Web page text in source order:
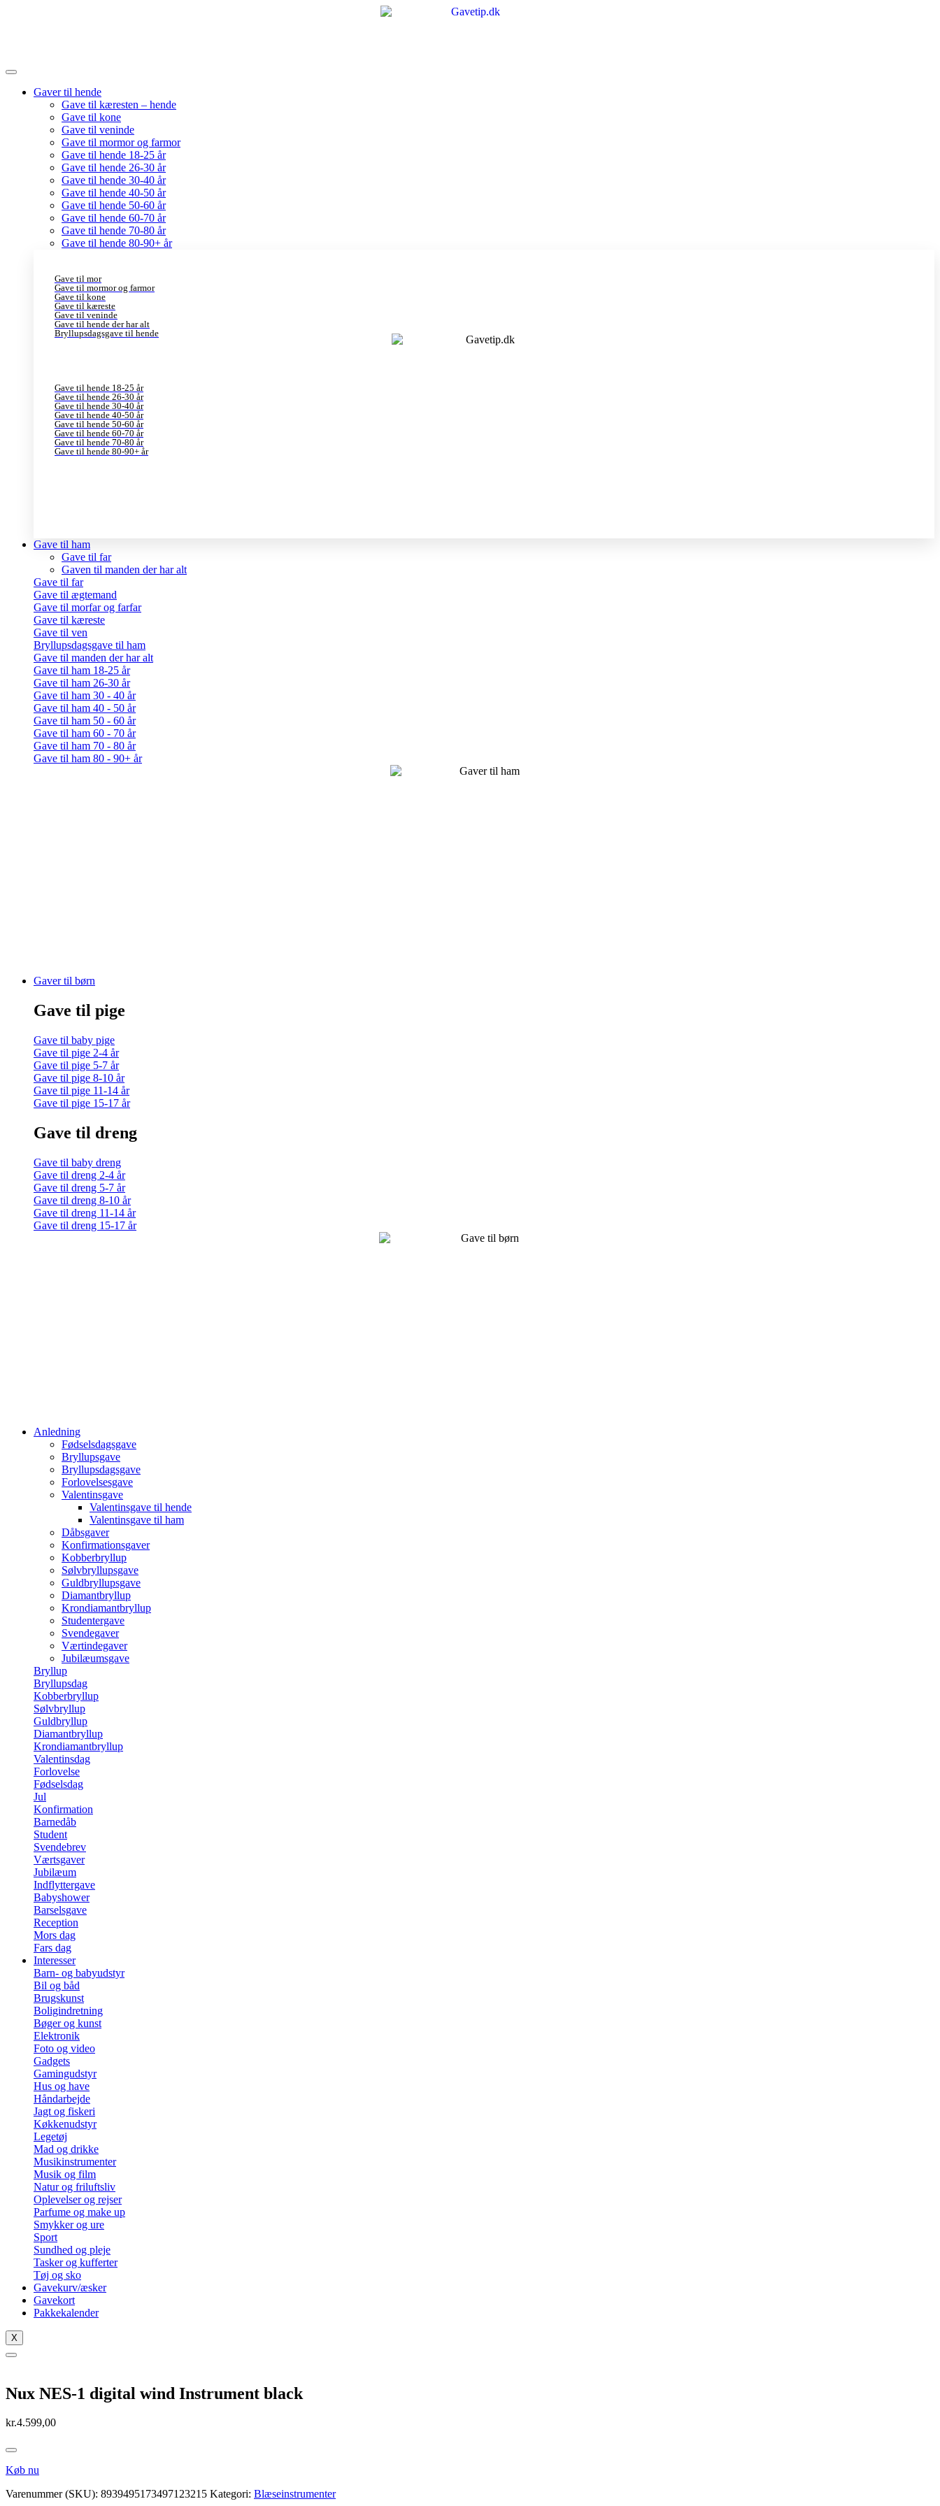
Gaver til hende
Gave til kæresten – hende
Gave til kone
Gave til veninde
Gave til mormor og farmor
Gave til hende 18-25 år
Gave til hende 26-30 år
Gave til hende 30-40 år
Gave til hende 40-50 år
Gave til hende 50-60 år
Gave til hende 60-70 år
Gave til hende 70-80 år
Gave til hende 80-90+ år
Gave til mor
Gave til mormor og farmor
Gave til kone
Gave til kæreste
Gave til veninde
Gave til hende der har alt
Bryllupsdagsgave til hende
Gave til hende 18-25 år
Gave til hende 26-30 år
Gave til hende 30-40 år
Gave til hende 40-50 år
Gave til hende 50-60 år
Gave til hende 60-70 år
Gave til hende 70-80 år
Gave til hende 80-90+ år
Gave til ham
Gave til far
Gaven til manden der har alt
Gave til far
Gave til ægtemand
Gave til morfar og farfar
Gave til kæreste
Gave til ven
Bryllupsdagsgave til ham
Gave til manden der har alt
Gave til ham 18-25 år
Gave til ham 26-30 år
Gave til ham 30 - 40 år
Gave til ham 40 - 50 år
Gave til ham 50 - 60 år
Gave til ham 60 - 70 år
Gave til ham 70 - 80 år
Gave til ham 80 - 90+ år
Gaver til børn
Gave til pige
Gave til baby pige
Gave til pige 2-4 år
Gave til pige 5-7 år
Gave til pige 8-10 år
Gave til pige 11-14 år
Gave til pige 15-17 år
Gave til dreng
Gave til baby dreng
Gave til dreng 2-4 år
Gave til dreng 5-7 år
Gave til dreng 8-10 år
Gave til dreng 11-14 år
Gave til dreng 15-17 år
Anledning
Fødselsdagsgave
Bryllupsgave
Bryllupsdagsgave
Forlovelsesgave
Valentinsgave
Valentinsgave til hende
Valentinsgave til ham
Dåbsgaver
Konfirmationsgaver
Kobberbryllup
Sølvbryllupsgave
Guldbryllupsgave
Diamantbryllup
Krondiamantbryllup
Studentergave
Svendegaver
Værtindegaver
Jubilæumsgave
Bryllup
Bryllupsdag
Kobberbryllup
Sølvbryllup
Guldbryllup
Diamantbryllup
Krondiamantbryllup
Valentinsdag
Forlovelse
Fødselsdag
Jul
Konfirmation
Barnedåb
Student
Svendebrev
Værtsgaver
Jubilæum
Indflyttergave
Babyshower
Barselsgave
Reception
Mors dag
Fars dag
Interesser
Barn- og babyudstyr
Bil og båd
Brugskunst
Boligindretning
Bøger og kunst
Elektronik
Foto og video
Gadgets
Gamingudstyr
Hus og have
Håndarbejde
Jagt og fiskeri
Køkkenudstyr
Legetøj
Mad og drikke
Musikinstrumenter
Musik og film
Natur og friluftsliv
Oplevelser og rejser
Parfume og make up
Smykker og ure
Sport
Sundhed og pleje
Tasker og kufferter
Tøj og sko
Gavekurv/æsker
Gavekort
Pakkekalender
X
Nux NES-1 digital wind Instrument black
kr.4.599,00
Køb nu
Varenummer (SKU): 8939495173497123215 Kategori: Blæseinstrumenter